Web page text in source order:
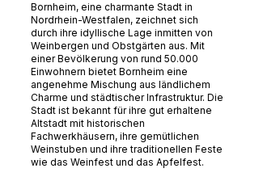
Bornheim, eine charmante Stadt in
Nordrhein-Westfalen, zeichnet sich
durch ihre idyllische Lage inmitten von
Weinbergen und Obstgärten aus. Mit
einer Bevölkerung von rund 50.000
Einwohnern bietet Bornheim eine
angenehme Mischung aus ländlichem
Charme und städtischer Infrastruktur. Die
Stadt ist bekannt für ihre gut erhaltene
Altstadt mit historischen
Fachwerkhäusern, ihre gemütlichen
Weinstuben und ihre traditionellen Feste
wie das Weinfest und das Apfelfest.